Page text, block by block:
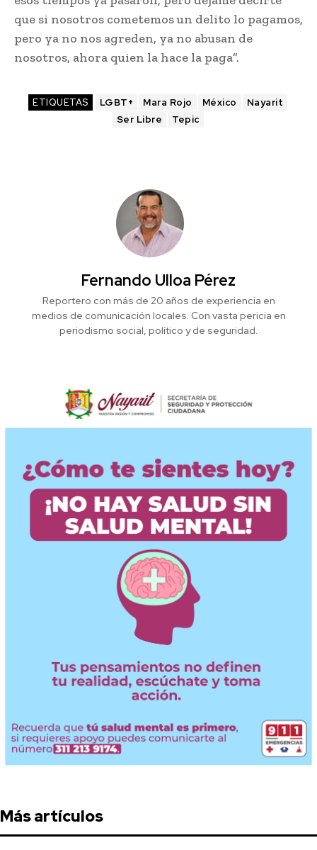
que si nosotros cometemos un delito lo pagamos,
pero ya no nos agreden, ya no abusan de
nosotros, ahora quien la hace la paga”.
ETIQUETAS LGBT+ Mara Rojo México
Nayarit
Ser Libre
Tepic
Fernando Ulloa Pérez
Reportero con más de 20 años de experiencia en
medios de comunicación locales. Con vasta pericia en
periodismo social, político y de seguridad.
Más artículos